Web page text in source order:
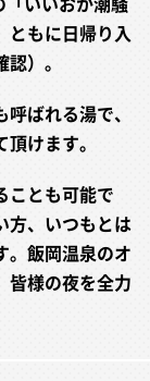
ともに日帰り入
）。
ばれる湯で、
けます。
ことも可能で
方、いつもとは
。飯岡温泉のオ
皆様の夜を全力